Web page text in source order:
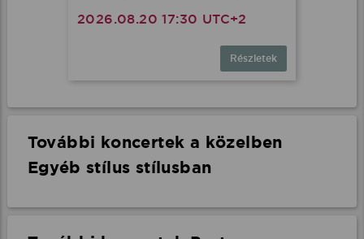
2026.08.20 17:30 UTC+2
Részletek
További koncertek a közelben
Egyéb stílus stílusban